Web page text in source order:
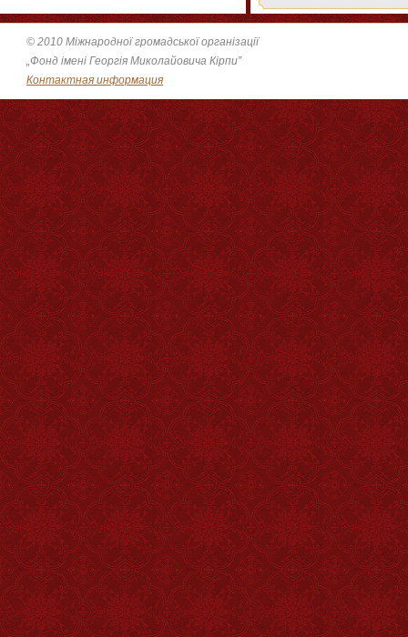
© 2010 Міжнародної громадської організації
„Фонд імені Георгія Миколайовича Кірпи”
Контактная информация